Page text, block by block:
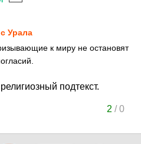
Урала
к миру не остановят
подтекст.
2 /0